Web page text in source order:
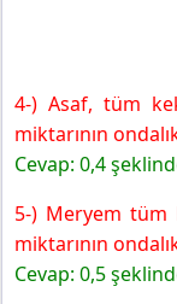
4-) Asaf, tüm
miktarının
Cevap: 0,4
5-) Meryem tüm
miktarının
Cevap: 0,5